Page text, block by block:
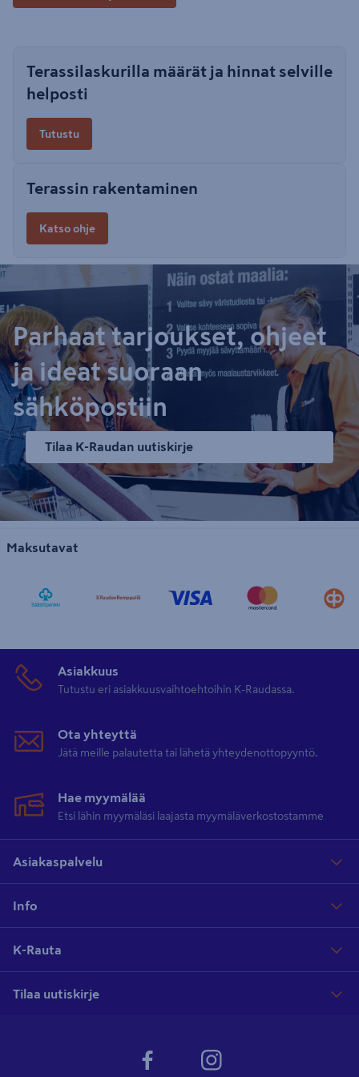
Terassilaskurilla määrät ja hinnat selville
helposti
Tutustu
Terassin rakentaminen
Katso ohje
Parhaat tarjoukset, ohjeet
ja ideat suoraan
sähköpostiin
Tilaa K-Raudan uutiskirje
Maksutavat
Asiakkuus
Tutustu eri asiakkuusvaihtoehtoihin K-Raudassa.
Ota yhteyttä
Jätä meille palautetta tai lähetä yhteydenottopyyntö.
Hae myymälää
Etsi lähin myymäläsi laajasta myymäläverkostostamme
Asiakaspalvelu
Info
K-Rauta
Tilaa uutiskirje